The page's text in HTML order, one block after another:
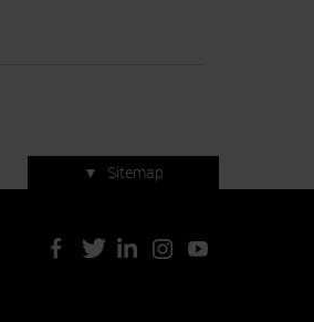
▼ Sitemap
manifestazione